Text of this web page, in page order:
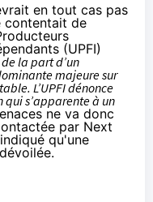
en tout cas pas
contentait de
(UPFI)
la part d’un
majeure sur
L’UPFI dénonce
s’apparente à un
ne va donc
par Next
qu'une